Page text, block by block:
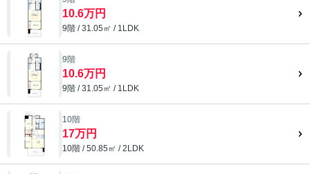
10.6万円
9階 / 31.05㎡ / 1LDK
9階
10.6万円
9階 / 31.05㎡ / 1LDK
10階
17万円
10階 / 50.85㎡ / 2LDK